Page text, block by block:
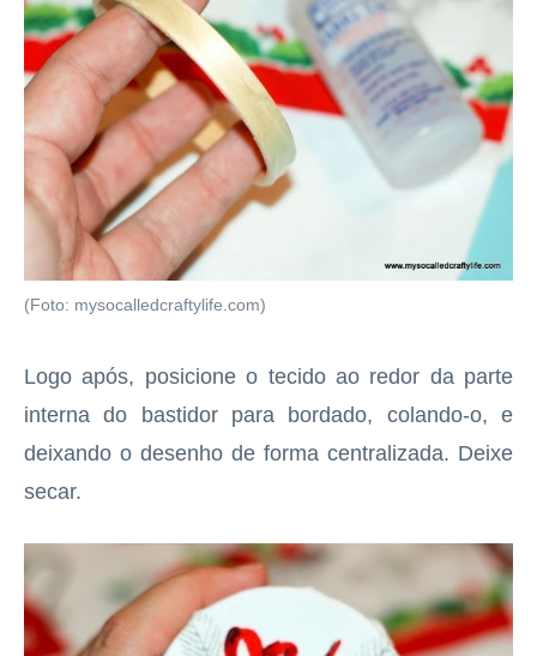
(Foto: mysocalledcraftylife.com)
Logo após, posicione o tecido ao redor da parte
interna do bastidor para bordado, colando-o, e
deixando o desenho de forma centralizada. Deixe
secar.